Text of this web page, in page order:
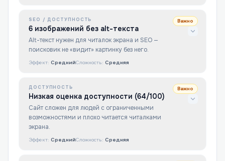
SEO / ДОСТУПНОСТЬ
6 изображений без alt-текста
Alt-текст нужен для читалок экрана и SEO —
поисковик не «видит» картинку без него.
Важно
Эффект: СреднийСложность: Средняя
ДОСТУПНОСТЬ
Низкая оценка доступности (64/100)
Сайт сложен для людей с ограниченными
возможностями и плохо читается читалками
экрана.
Важно
Эффект: СреднийСложность: Средняя